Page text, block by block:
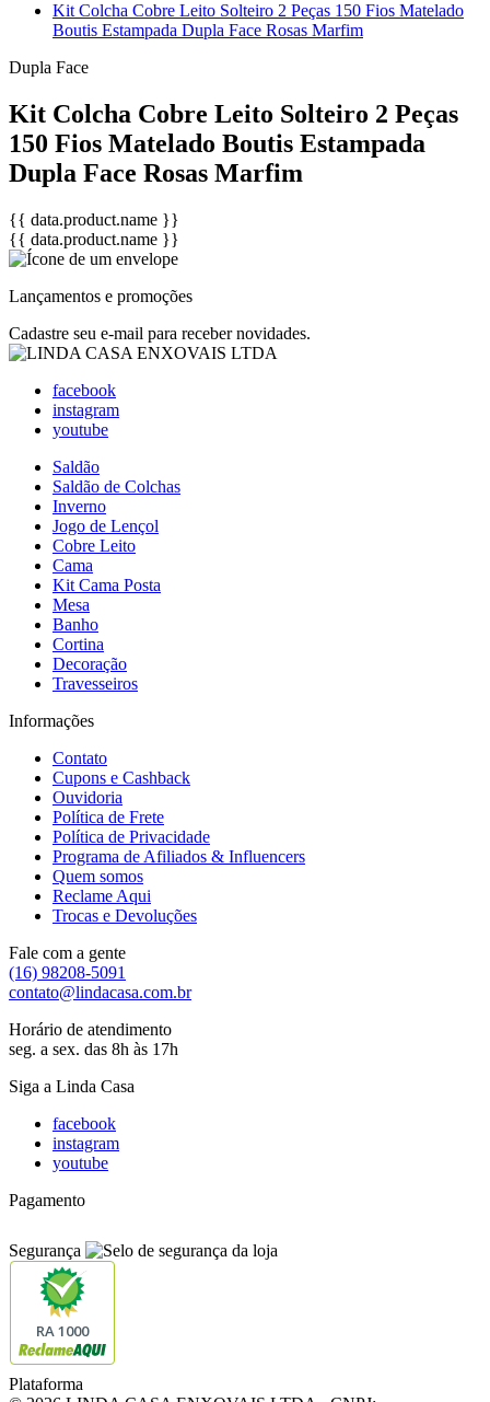
Kit Colcha Cobre Leito Solteiro 2 Peças 150 Fios Matelado
Boutis Estampada Dupla Face Rosas Marfim
Dupla Face
Kit Colcha Cobre Leito Solteiro 2 Peças
150 Fios Matelado Boutis Estampada
Dupla Face Rosas Marfim
{{ data.product.name }}
{{ data.product.name }}
Lançamentos e promoções
Cadastre seu e-mail para receber novidades.
facebook
instagram
youtube
Saldão
Saldão de Colchas
Inverno
Jogo de Lençol
Cobre Leito
Cama
Kit Cama Posta
Mesa
Banho
Cortina
Decoração
Travesseiros
Informações
Contato
Cupons e Cashback
Ouvidoria
Política de Frete
Política de Privacidade
Programa de Afiliados & Influencers
Quem somos
Reclame Aqui
Trocas e Devoluções
Fale com a gente
(16) 98208-5091
contato@lindacasa.com.br
Horário de atendimento
seg. a sex. das 8h às 17h
Siga a Linda Casa
facebook
instagram
youtube
Pagamento
Segurança
RA 1000
Plataforma